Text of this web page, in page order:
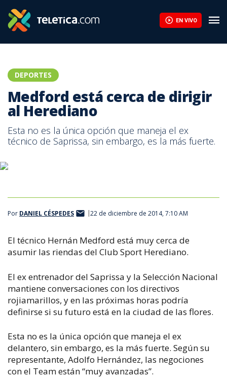
EN VIVO
DEPORTES
Medford está cerca de dirigir
al Herediano
Esta no es la única opción que maneja el ex
técnico de Saprissa, sin embargo, es la más fuerte.
Por DANIEL CÉSPEDES 22 de diciembre de 2014, 7:10 AM
El técnico Hernán Medford está muy cerca de
asumir las riendas del Club Sport Herediano.
El ex entrenador del Saprissa y la Selección Nacional
mantiene conversaciones con los directivos
rojiamarillos, y en las próximas horas podría
definirse si su futuro está en la ciudad de las flores.
Esta no es la única opción que maneja el ex
delantero, sin embargo, es la más fuerte. Según su
representante, Adolfo Hernández, las negociones
con el Team están “muy avanzadas”.